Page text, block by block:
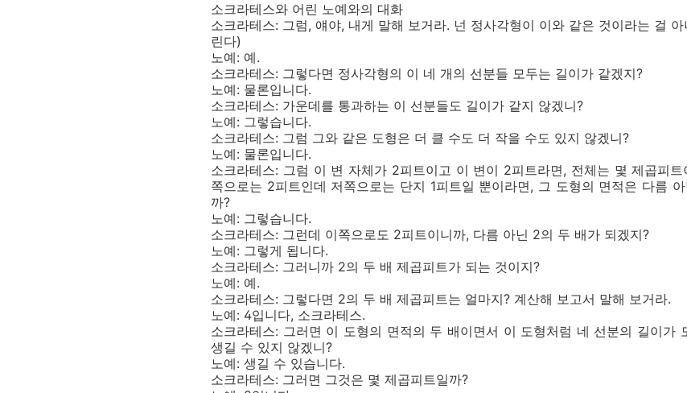
소크라테스와 어린 노예와의 대화
소크라테스: 그럼, 얘야, 내게 말해 보거라. 넌 정사각형이 이와 같은 것이라는 걸
린다)
노예: 예.
소크라테스: 그렇다면 정사각형의 이 네 개의 선분들 모두는 길이가 같겠지?
노예: 물론입니다.
소크라테스: 가운데를 통과하는 이 선분들도 길이가 같지 않겠니?
노예: 그렇습니다.
소크라테스: 그럼 그와 같은 도형은 더 클 수도 더 작을 수도 있지 않겠니?
노예: 물론입니다.
소크라테스: 그럼 이 변 자체가 2피트이고 이 변이 2피트라면, 전체는 몇 제곱피
쪽으로는 2피트인데 저쪽으로는 단지 1피트일 뿐이라면, 그 도형의 면적은 다름
까?
노예: 그렇습니다.
소크라테스: 그런데 이쪽으로도 2피트이니까, 다름 아닌 2의 두 배가 되겠지?
노예: 그렇게 됩니다.
소크라테스: 그러니까 2의 두 배 제곱피트가 되는 것이지?
노예: 예.
소크라테스: 그렇다면 2의 두 배 제곱피트는 얼마지? 계산해 보고서 말해 보거라.
노예: 4입니다, 소크라테스.
소크라테스: 그러면 이 도형의 면적의 두 배이면서 이 도형처럼 네 선분의 길이가
생길 수 있지 않겠니?
노예: 생길 수 있습니다.
소크라테스: 그러면 그것은 몇 제곱피트일까?